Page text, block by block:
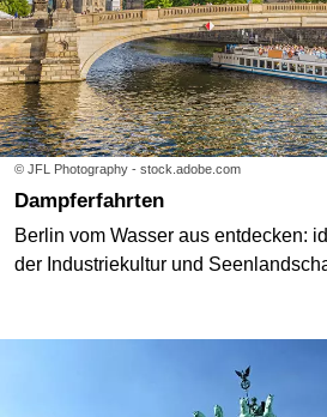
© JFL Photography - stock.adobe.com
Dampferfahrten
Berlin vom Wasser aus entdecken:
der Industriekultur und